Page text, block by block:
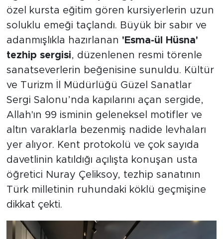
özel kursta eğitim gören kursiyerlerin uzun
soluklu emeği taçlandı. Büyük bir sabır ve
adanmışlıkla hazırlanan 'Esma-ül Hüsna'
tezhip sergisi, düzenlenen resmi törenle
sanatseverlerin beğenisine sunuldu. Kültür
ve Turizm İl Müdürlüğü Güzel Sanatlar
Sergi Salonu’nda kapılarını açan sergide,
Allah'ın 99 isminin geleneksel motifler ve
altın varaklarla bezenmiş nadide levhaları
yer alıyor. Kent protokolü ve çok sayıda
davetlinin katıldığı açılışta konuşan usta
öğretici Nuray Çeliksoy, tezhip sanatının
Türk milletinin ruhundaki köklü geçmişine
dikkat çekti.